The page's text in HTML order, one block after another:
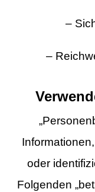
–
–
oder
Folgenden